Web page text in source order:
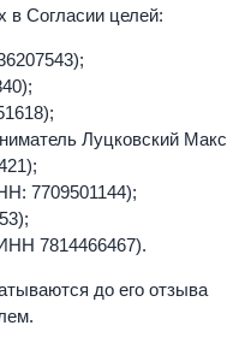
в Согласии целей:
Луцковский Макс
7709501144);
7814466467).
до его отзыва